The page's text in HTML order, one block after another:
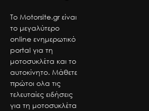
Το Motorsite.gr είναι
το μεγαλύτερο
online ενημερωτικό
portal για τη
μοτοσυκλέτα και το
αυτοκίνητο. Μάθετε
πρώτοι ολα τις
τελευταίες ειδήσεις
για τη μοτοσυκλέτα